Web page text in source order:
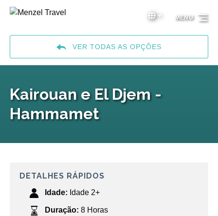
Passar para a navegação primária
Passar para o conteúdo
Passar para o rodapé
Select
Select Language▼
VER TODAS AS OPÇÕES
MENU
Kairouan e El Djem -
Hammamet
DETALHES RÁPIDOS
Idade: Idade 2+
Duração: 8 Horas